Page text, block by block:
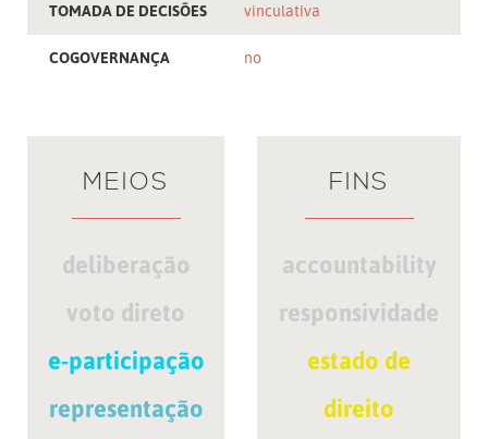
TOMADA DE DECISÕES
vinculativa
COGOVERNANÇA no
MEIOS
deliberação
voto direto
e-participação
representação
FINS
accountability
responsividade
estado de
direito